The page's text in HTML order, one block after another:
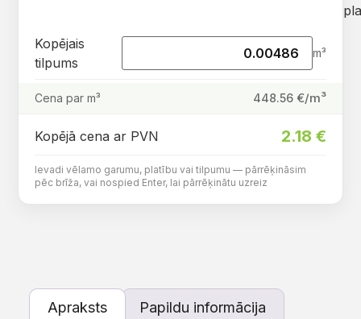
Kopējais
tilpums
m³
Cena par m³ 448.56€/m³
Kopējā cena ar PVN 2.18 €
Ievadi vēlamo garumu, platību vai tilpumu — pārrēķināsim
pēc brīža, vai nospied Enter, lai pārrēķinātu uzreiz
Apraksts Papildu informācija